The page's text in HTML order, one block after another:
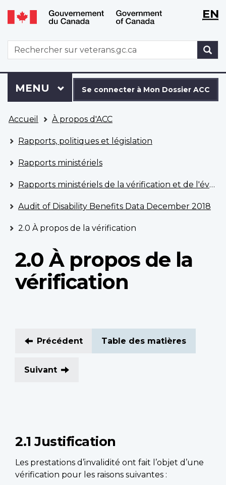
Aller
au
principal
Passer
à
version
HTML
simplifiée
WxT
WxTEN
WxT
Search
form
connecter
à
Dossier
ACC
Se connecter à Mon Dossier ACC
Menu
MENU PRINCIPAL
êtes
ici
Accueil À propos d'ACC
Rapports, politiques et législation
Rapports ministériels
Rapports ministériels de la vérification et de l'évaluation
Audit of Disability Benefits Data December 2018
2.0 À propos de la vérification
2.0 À propos de la
vérification
Précédent Table des matières
Suivant
2.1 Justification
Les prestations d’invalidité ont fait l’objet d’une
vérification pour les raisons suivantes :